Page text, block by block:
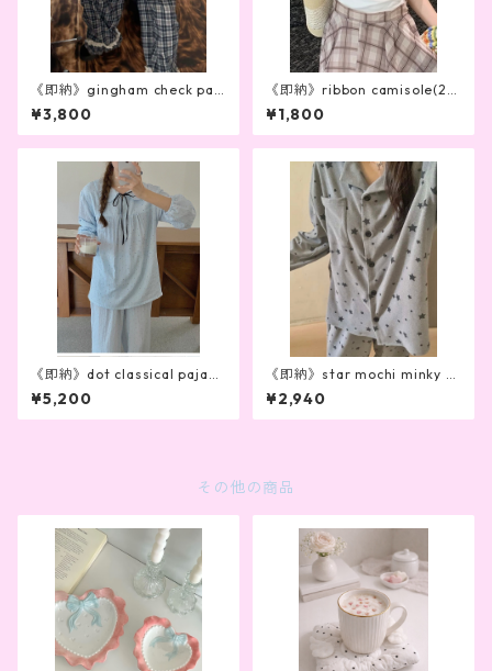
《即納》gingham check pan
ts
¥3,800
《即納》ribbon camisole(2c
olor）
¥1,800
《即納》dot classical pajam
a
¥5,200
《即納》star mochi minky p
ajamas
¥2,940
その他の商品